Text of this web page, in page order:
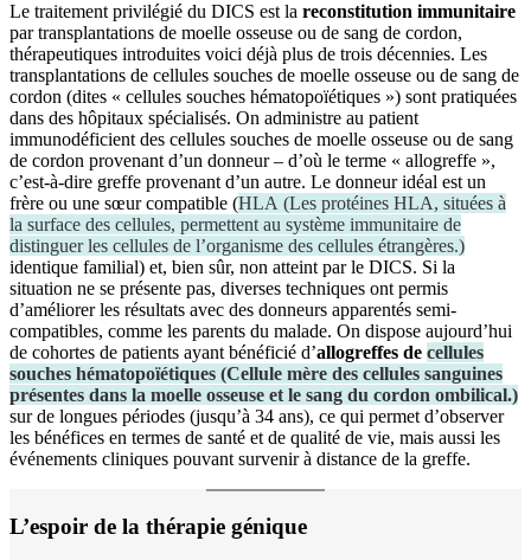
Le traitement privilégié du DICS est la reconstitution immunitaire
par transplantations de moelle osseuse ou de sang de cordon,
thérapeutiques introduites voici déjà plus de trois décennies. Les
transplantations de cellules souches de moelle osseuse ou de sang de
cordon (dites « cellules souches hématopoïétiques ») sont pratiquées
dans des hôpitaux spécialisés. On administre au patient
immunodéficient des cellules souches de moelle osseuse ou de sang
de cordon provenant d’un donneur – d’où le terme « allogreffe »,
c’est-à-dire greffe provenant d’un autre. Le donneur idéal est un
frère ou une sœur compatible (HLA (Les protéines HLA, situées à
la surface des cellules, permettent au système immunitaire de
distinguer les cellules de l’organisme des cellules étrangères.)
identique familial) et, bien sûr, non atteint par le DICS. Si la
situation ne se présente pas, diverses techniques ont permis
d’améliorer les résultats avec des donneurs apparentés semi-
compatibles, comme les parents du malade. On dispose aujourd’hui
de cohortes de patients ayant bénéficié d’allogreffes de cellules
souches hématopoïétiques (Cellule mère des cellules sanguines
présentes dans la moelle osseuse et le sang du cordon ombilical.)
sur de longues périodes (jusqu’à 34 ans), ce qui permet d’observer
les bénéfices en termes de santé et de qualité de vie, mais aussi les
événements cliniques pouvant survenir à distance de la greffe.
L’espoir de la thérapie génique